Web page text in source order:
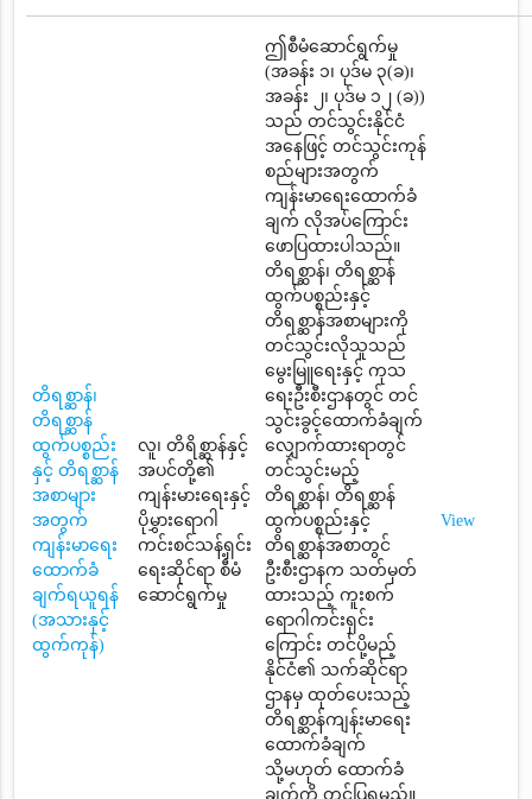
တိရစ္ဆာန်၊
တိရစ္ဆာန်
ထွက်ပစ္စည်း
နှင့် တိရစ္ဆာန်
အစာများ
အတွက်
ကျန်းမာရေး
ထောက်ခံ
ချက်ရယူရန်
(အသားနှင့်
ထွက်ကုန်)
လူ၊ တိရိစ္ဆာန်နှင့်
အပင်တို့၏
ကျန်းမားရေးနှင့်
ပိုမွှားရောဂါ
ကင်းစင်သန့်ရှင်း
ရေးဆိုင်ရာ စီမံ
ဆောင်ရွက်မှု
ဤစီမံဆောင်ရွက်မှု
(အခန်း ၁၊ ပုဒ်မ ၃(ခ)၊
အခန်း ၂၊ ပုဒ်မ ၁၂ (ခ))
သည် တင်သွင်းနိုင်ငံ
အနေဖြင့် တင်သွင်းကုန်
စည်များအတွက်
ကျန်းမာရေးထောက်ခံ
ချက် လိုအပ်ကြောင်း
ဖောပြထားပါသည်။
တိရစ္ဆာန်၊ တိရစ္ဆာန်
ထွက်ပစ္စည်းနှင့်
တိရစ္ဆာန်အစာများကို
တင်သွင်းလိုသူသည်
မွေးမြူရေးနှင့် ကုသ
ရေးဦးစီးဌာနတွင် တင်
သွင်းခွင့်ထောက်ခံချက်
လျှောက်ထားရာတွင်
တင်သွင်းမည့်
တိရစ္ဆာန်၊ တိရစ္ဆာန်
ထွက်ပစ္စည်းနှင့်
တိရစ္ဆာန်အစာတွင်
ဦးစီးဌာနက သတ်မှတ်
ထားသည့် ကူးစက်
ရောဂါကင်းရှင်း
ကြောင်း တင်ပို့မည့်
နိုင်ငံ၏ သက်ဆိုင်ရာ
ဌာနမှ ထုတ်ပေးသည့်
တိရစ္ဆာန်ကျန်းမာရေး
ထောက်ခံချက်
သို့မဟုတ် ထောက်ခံ
ချက်ကို တင်ပြရမည်။
View